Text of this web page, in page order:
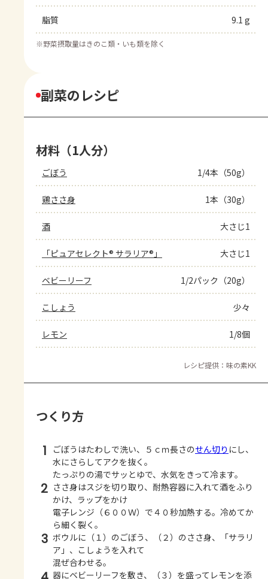
脂質 9.1 g
※野菜摂取量はきのこ類・いも類を除く
副菜のレシピ
材料（1人分）
ごぼう 1/4本（50g）
鶏ささ身 1本（30g）
酒 大さじ1
「ピュアセレクト® サラリア®」 大さじ1
ベビーリーフ 1/2パック（20g）
こしょう 少々
レモン 1/8個
レシピ提供：味の素KK
つくり方
1 ごぼうはたわしで洗い、５ｃｍ長さのせん切り にし、
水にさらしてアクを抜く。
たっぷりの湯でサッとゆで、水気をきって冷ます。
2 ささ身はスジを切り取り、耐熱容器に入れて酒をふり
かけ、ラップをかけ
電子レンジ（６００Ｗ）で４０秒加熱する。冷めてか
ら細く裂く。
3 ボウルに（１）のごぼう、（２）のささ身、「サラリ
ア」、こしょうを入れて
混ぜ合わせる。
器にベビーリーフを敷き、（３）を盛ってレモンを添